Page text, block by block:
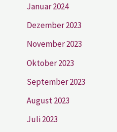
Januar 2024
Dezember 2023
November 2023
Oktober 2023
September 2023
August 2023
Juli 2023